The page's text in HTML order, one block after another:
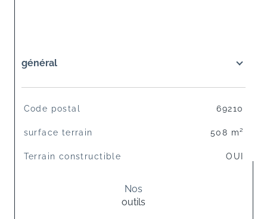
général
TRAD_SIROCCO_Caracteristique
Code postal 69210
surface terrain 508 m²
Terrain constructible OUI
Nos
outils